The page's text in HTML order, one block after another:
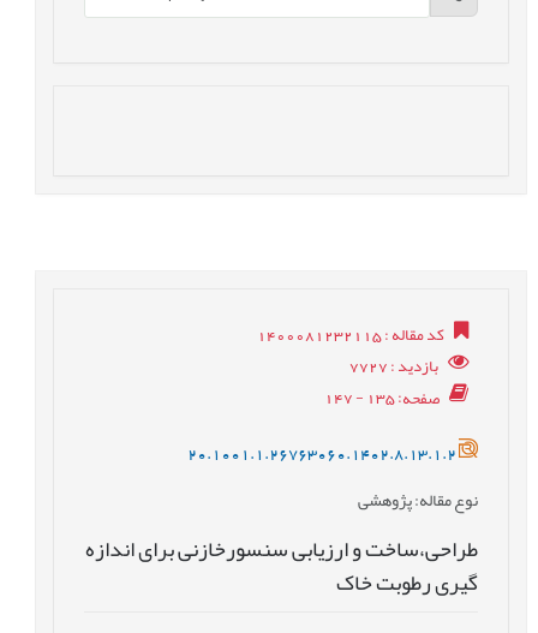
کد مقاله: 1400081232115
بازدید: 7727
صفحه: 135 - 147
20.1001.1.26763060.1402.8.13.1.2
نوع مقاله: پژوهشی
طراحی،ساخت و ارزیابی سنسورخازنی برای اندازه
گیری رطوبت خاک